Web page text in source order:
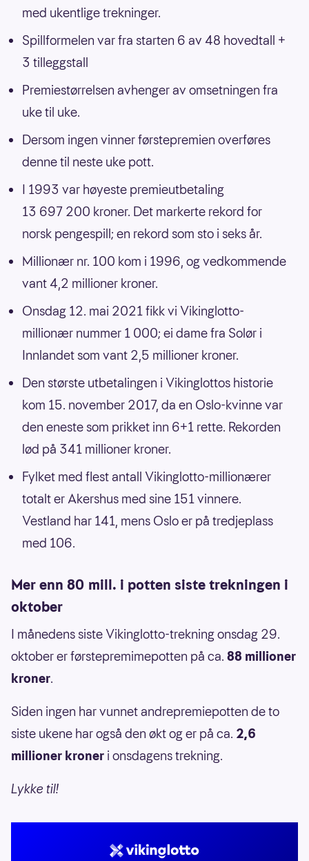
med ukentlige trekninger.
Spillformelen var fra starten 6 av 48 hovedtall +
3 tilleggstall
Premiestørrelsen avhenger av omsetningen fra
uke til uke.
Dersom ingen vinner førstepremien overføres
denne til neste uke pott.
I 1993 var høyeste premieutbetaling
13 697 200 kroner. Det markerte rekord for
norsk pengespill; en rekord som sto i seks år.
Millionær nr. 100 kom i 1996, og vedkommende
vant 4,2 millioner kroner.
Onsdag 12. mai 2021 fikk vi Vikinglotto-
millionær nummer 1 000; ei dame fra Solør i
Innlandet som vant 2,5 millioner kroner.
Den største utbetalingen i Vikinglottos historie
kom 15. november 2017, da en Oslo-kvinne var
den eneste som prikket inn 6+1 rette. Rekorden
lød på 341 millioner kroner.
Fylket med flest antall Vikinglotto-millionærer
totalt er Akershus med sine 151 vinnere.
Vestland har 141, mens Oslo er på tredjeplass
med 106.
Mer enn 80 mill. i potten siste trekningen i
oktober
I månedens siste Vikinglotto-trekning onsdag 29.
oktober er førstepremimepotten på ca. 88 millioner
kroner.
Siden ingen har vunnet andrepremiepotten de to
siste ukene har også den økt og er på ca. 2,6
millioner kroner i onsdagens trekning.
Lykke til!